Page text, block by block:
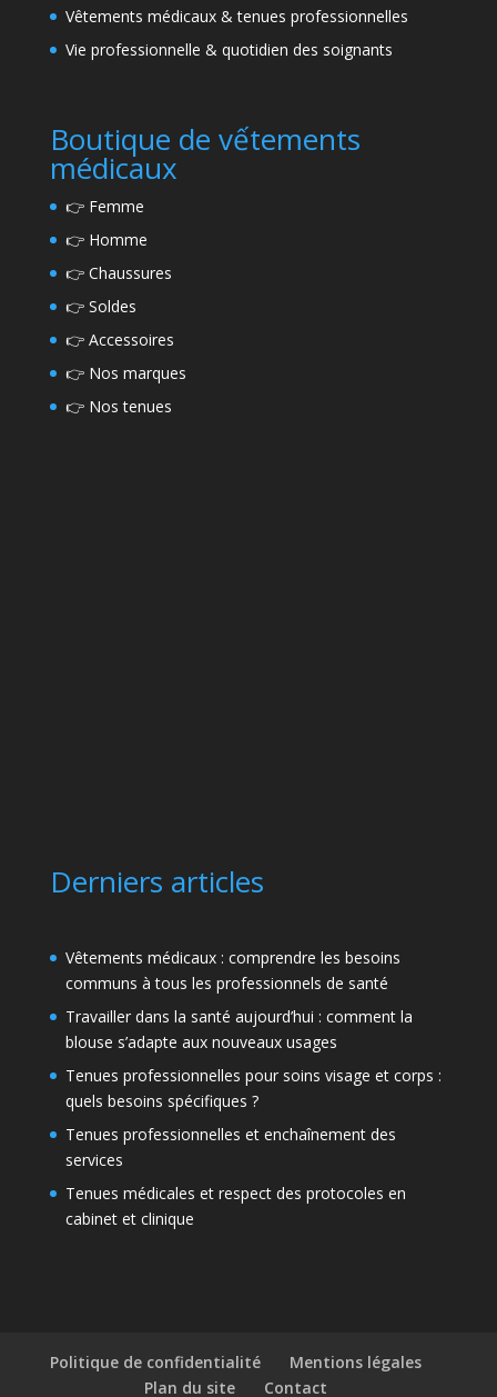
Vêtements médicaux & tenues professionnelles
Vie professionnelle & quotidien des soignants
Boutique de vếtements
médicaux
👉 Femme
👉 Homme
👉 Chaussures
👉 Soldes
👉 Accessoires
👉 Nos marques
👉 Nos tenues
Derniers articles
Vêtements médicaux : comprendre les besoins
communs à tous les professionnels de santé
Travailler dans la santé aujourd’hui : comment la
blouse s’adapte aux nouveaux usages
Tenues professionnelles pour soins visage et corps :
quels besoins spécifiques ?
Tenues professionnelles et enchaînement des
services
Tenues médicales et respect des protocoles en
cabinet et clinique
Politique de confidentialité
Mentions légales
Plan du site
Contact